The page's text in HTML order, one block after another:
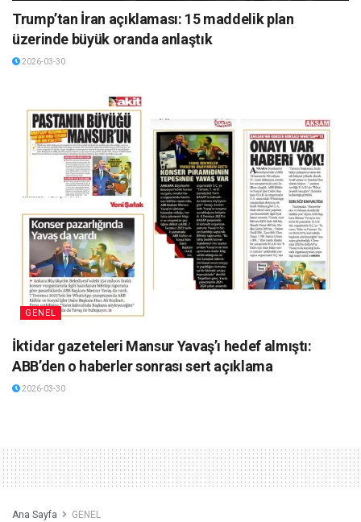
Trump’tan İran açıklaması: 15 maddelik plan
üzerinde büyük oranda anlaştık
2026-03-30
GENEL
İktidar gazeteleri Mansur Yavaş’ı hedef almıştı:
ABB’den o haberler sonrası sert açıklama
2026-03-30
Ana Sayfa GENEL